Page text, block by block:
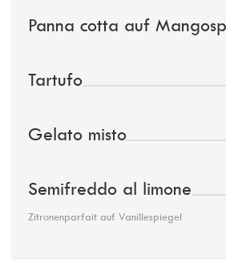
Panna cotta auf
Tartufo
Gelato misto
Semifreddo al limone
Zitronenparfait auf Vanillespiegel